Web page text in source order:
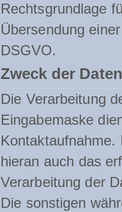
Rechtsgrundlage
Übersendung
DSGVO.
Zweck der
Die Verarbeitung
Eingabemaske
hieran auch das
Verarbeitung der
Die sonstigen